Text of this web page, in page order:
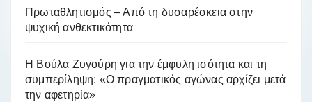
Πρωταθλητισμός – Από τη δυσαρέσκεια στην
ψυχική ανθεκτικότητα
Η Βούλα Ζυγούρη για την έμφυλη ισότητα και τη
συμπερίληψη: «Ο πραγματικός αγώνας αρχίζει μετά
την αφετηρία»